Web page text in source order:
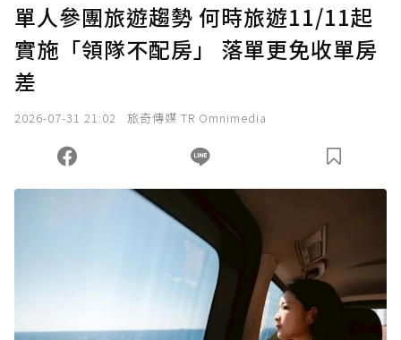
單人參團旅遊趨勢 何時旅遊11/11起
實施「領隊不配房」 落單更免收單房
差
2026-07-31 21:02 旅奇傳媒 TR Omnimedia